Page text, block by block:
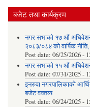
बजेट तथा कार्यक्रम
नगर सभाको १७ औं
२०८३/०८४ को वार्षिक
Post date: 06/25/2026 -
नगर सभाको १५ औं
Post date: 07/31/2025 -
इनरुवा नगरपालिकाको
बजेट वक्तव्य
Post date: 06/24/2025 -